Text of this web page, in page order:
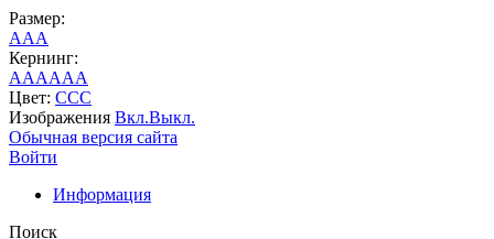
Размер:
AAA
Кернинг:
AAAAAA
Цвет: CCC
Изображения Вкл.Выкл.
Обычная версия сайта
Войти
Информация
Поиск